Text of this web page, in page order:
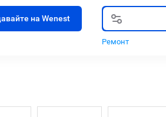
на Wenest
Ремонт